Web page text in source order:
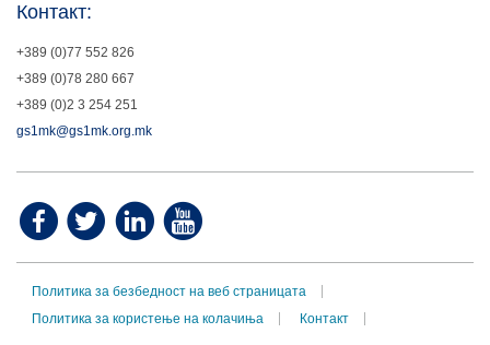
Контакт:
+389 (0)77 552 826
+389 (0)78 280 667
+389 (0)2 3 254 251
gs1mk@gs1mk.org.mk
Политика за безбедност на веб страницата
Политика за користење на колачиња
Контакт